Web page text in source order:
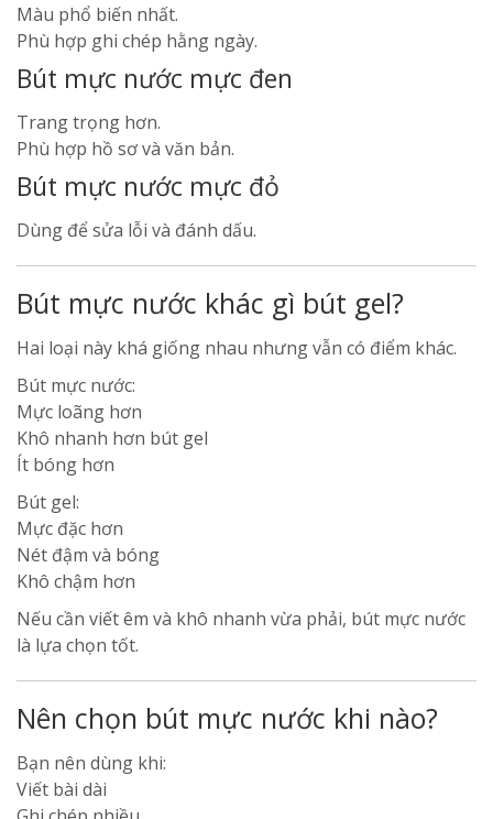
Màu phổ biến nhất.
Phù hợp ghi chép hằng ngày.
Bút mực nước mực đen
Trang trọng hơn.
Phù hợp hồ sơ và văn bản.
Bút mực nước mực đỏ
Dùng để sửa lỗi và đánh dấu.
Bút mực nước khác gì bút gel?
Hai loại này khá giống nhau nhưng vẫn có điểm khác.
Bút mực nước:
Mực loãng hơn
Khô nhanh hơn bút gel
Ít bóng hơn
Bút gel:
Mực đặc hơn
Nét đậm và bóng
Khô chậm hơn
Nếu cần viết êm và khô nhanh vừa phải, bút mực nước
là lựa chọn tốt.
Nên chọn bút mực nước khi nào?
Bạn nên dùng khi:
Viết bài dài